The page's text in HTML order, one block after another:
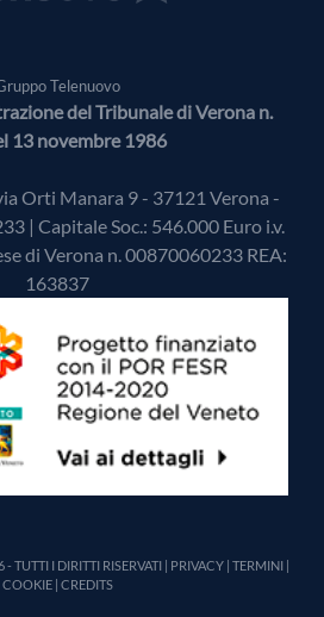
Telenuovo
del Tribunale di Verona n.
13 novembre 1986
Orti Manara 9 - 37121 Verona -
| Capitale Soc.: 546.000 Euro i.v.
di Verona n. 00870060233 REA:
163837
TUTTI I DIRITTI RISERVATI | PRIVACY| TERMINI|
COOKIE| CREDITS